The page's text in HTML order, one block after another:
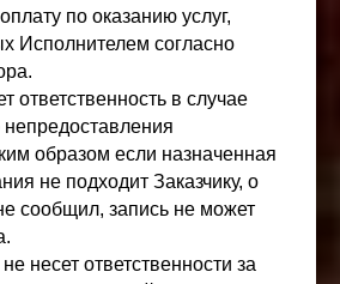
по оказанию услуг,
Исполнителем согласно
ответственность в случае
образом если назначенная
не подходит Заказчику, о
сообщил, запись не может
несет ответственности за